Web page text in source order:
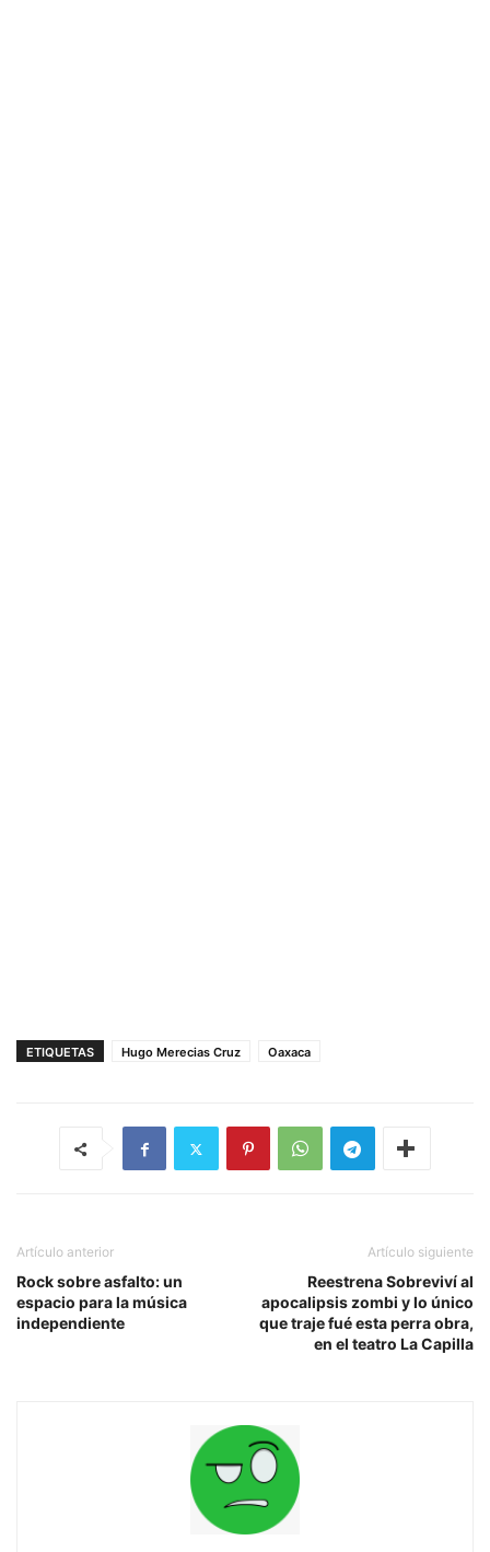
ETIQUETAS Hugo Merecias Cruz Oaxaca
Artículo anterior
Rock sobre asfalto: un
espacio para la música
independiente
Artículo siguiente
Reestrena Sobreviví al
apocalipsis zombi y lo único
que traje fué esta perra obra,
en el teatro La Capilla